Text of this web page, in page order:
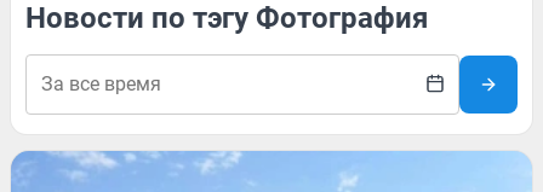
Новости по тэгу Фотография